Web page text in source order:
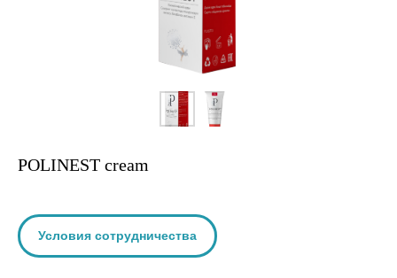
POLINEST cream
Условия сотрудничества